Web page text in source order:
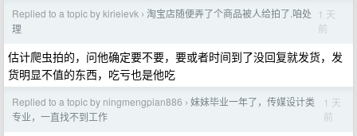
Replied to a topic by kirieievk › 淘宝店随便弄了个商品被人给拍了.咱处
理
1 天
前
估计爬虫拍的，问他确定要不要，要或者时间到了没回复就发货，发
货明显不值的东西，吃亏也是他吃
Replied to a topic by ningmengpian886 › 妹妹毕业一年了，传媒设计类
专业，一直找不到工作
1 天
前